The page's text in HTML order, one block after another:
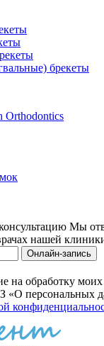
брекеты
Orthodontics
Мы
нашей
Онлайн-запись
на обработку
«О персональных